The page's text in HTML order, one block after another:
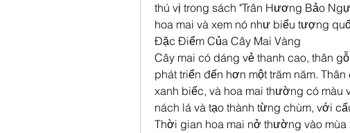
thú vị trong sách "Trân Hương Bảo
hoa mai và xem nó như biểu tượng
Đặc Điểm Của Cây Mai Vàng
Cây mai có dáng vẻ thanh cao, thân
phát triển đến hơn một trăm năm.
xanh biếc, và hoa mai thường có màu
nách lá và tạo thành từng chùm, với
Thời gian hoa mai nở thường vào